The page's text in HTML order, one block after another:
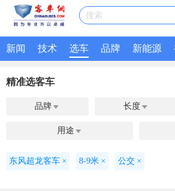
搜索
新闻 技术 选车 品牌 新能源
精准选客车
品牌  长度 
用途 
东风超龙客车 × 8-9米 × 公交 ×